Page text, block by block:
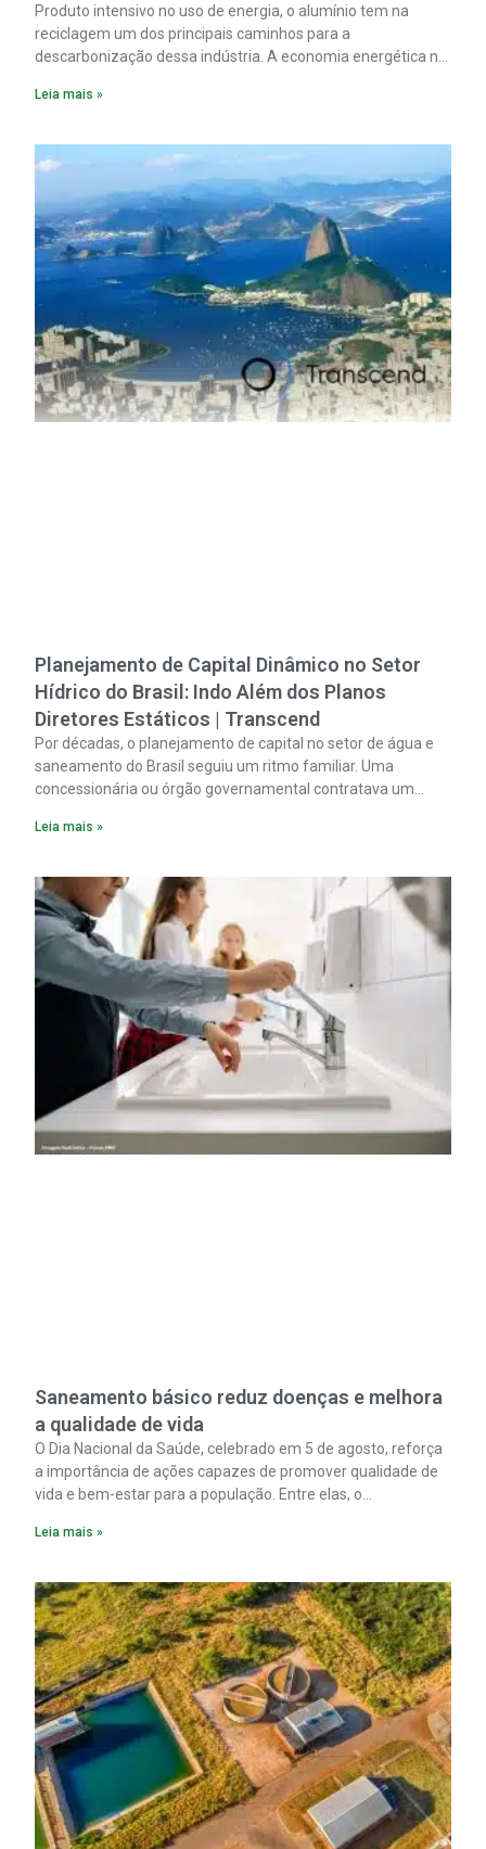
Produto intensivo no uso de energia, o alumínio tem na
reciclagem um dos principais caminhos para a
descarbonização dessa indústria. A economia energética na
material. A produção de um alumínio mais limpo, no entanto,
insumo, a sucata, devido, sobretudo, ao interesse chinês
pela matéria-prima.
Leia mais »
Planejamento de Capital Dinâmico no Setor
Hídrico do Brasil: Indo Além dos Planos
Diretores Estáticos | Transcend
Por décadas, o planejamento de capital no setor de água e
saneamento do Brasil seguiu um ritmo familiar. Uma
concessionária ou órgão governamental contratava um
Leia mais »
Saneamento básico reduz doenças e melhora
a qualidade de vida
O Dia Nacional da Saúde, celebrado em 5 de agosto, reforça
a importância de ações capazes de promover qualidade de
vida e bem-estar para a população. Entre elas, o
serviços de coleta e tratamento de esgoto contribui
melhora as condições de saúde pública.
Leia mais »